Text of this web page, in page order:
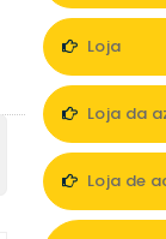
Loja
Loja da
Loja de